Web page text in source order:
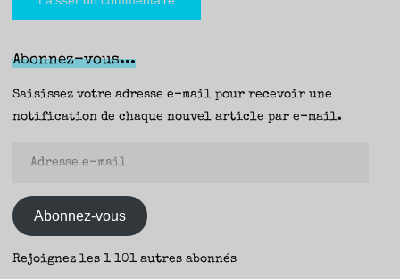
Abonnez-vous...
Saisissez votre adresse e-mail pour recevoir une
notification de chaque nouvel article par e-mail.
mail
Abonnez-vous
Rejoignez les 1 101 autres abonnés